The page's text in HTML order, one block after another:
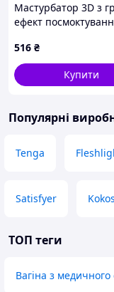
Мастурбатор 3D з
ефект
516 ₴
Купити
Популярні
Tenga
Satisfyer Kokos
ТОП теги
Вагіна з медичного